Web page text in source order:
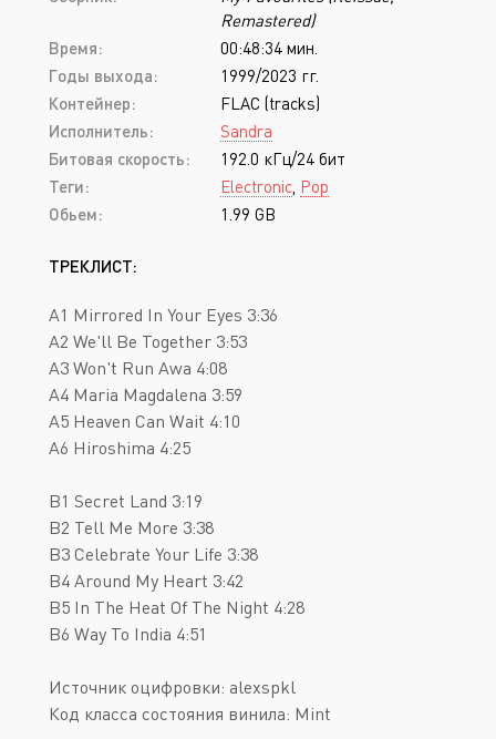
Remastered)
Время:
00:48:34 мин.
Годы выхода:
1999/2023 гг.
Контейнер:
FLAC (tracks)
Исполнитель:
Sandra
Битовая скорость:
192.0 кГц/24 бит
Теги:
Electronic Pop
Обьем:
1.99 GB
ТРЕКЛИСТ:
A1 Mirrored In Your Eyes 3:36
A2 We'll Be Together 3:53
A3 Won't Run Awa 4:08
A4 Maria Magdalena 3:59
A5 Heaven Can Wait 4:10
A6 Hiroshima 4:25
B1 Secret Land 3:19
B2 Tell Me More 3:38
B3 Celebrate Your Life 3:38
B4 Around My Heart 3:42
B5 In The Heat Of The Night 4:28
B6 Way To India 4:51
Источник оцифровки: alexspkl
Код класса состояния винила: Mint